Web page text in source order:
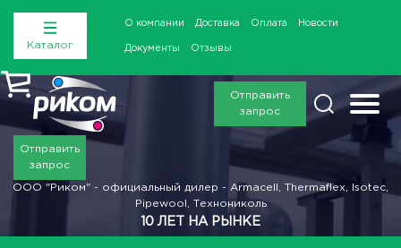
Каталог
О компании Доставка Оплата Новости
Документы Отзывы
Отправить
запрос
Отправить
запрос
ООО "Риком" - официальный дилер - Armacell, Thermaflex, Isotec,
Pipewool, Технониколь
10 ЛЕТ НА РЫНКЕ